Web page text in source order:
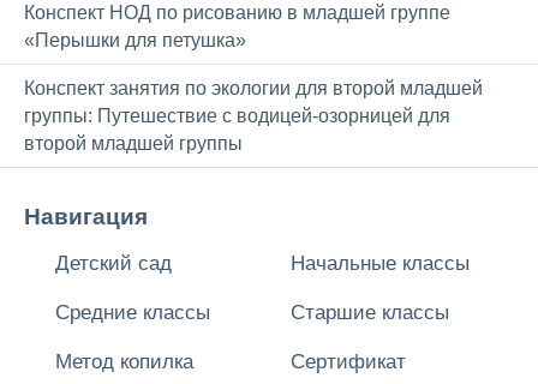
Конспект НОД по рисованию в младшей группе
«Перышки для петушка»
Конспект занятия по экологии для второй младшей
группы: Путешествие с водицей-озорницей для
второй младшей группы
Навигация
Детский сад Начальные классы
Средние классы Старшие классы
Метод копилка Сертификат